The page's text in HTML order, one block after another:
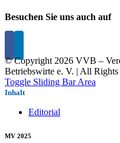
Besuchen Sie uns auch auf
© Copyright 2026 VVB –
Betriebswirte e. V. | All Rights
Toggle Sliding Bar Area
Inhalt
Editorial
MV 2025